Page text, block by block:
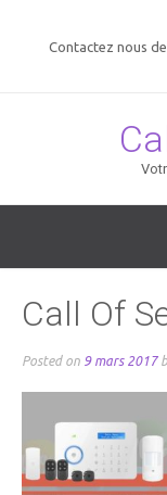
Contactez nous
Call Of
Posted on 9 mars 2017